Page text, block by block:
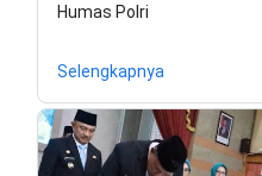
Humas Polri
Selengkapnya